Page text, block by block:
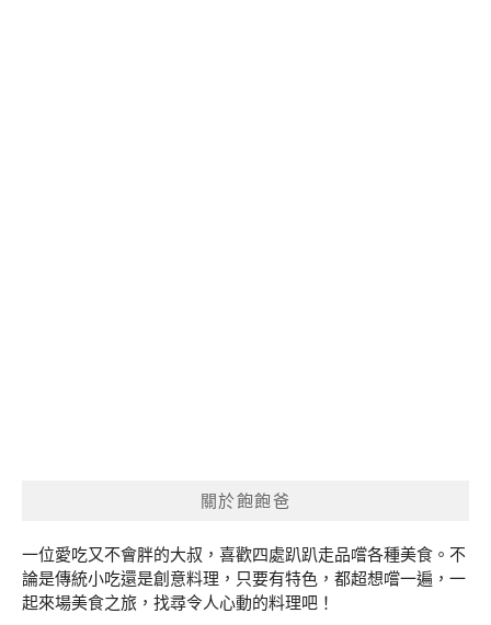
關於飽飽爸
一位愛吃又不會胖的大叔，喜歡四處趴趴走品嚐各種美食。不
論是傳統小吃還是創意料理，只要有特色，都超想嚐一遍，一
起來場美食之旅，找尋令人心動的料理吧！